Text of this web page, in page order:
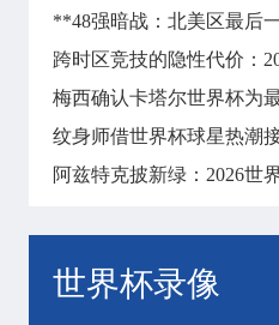
**48强暗战：北美区最后
阿兹特克披新绿：2026世
世界杯录像